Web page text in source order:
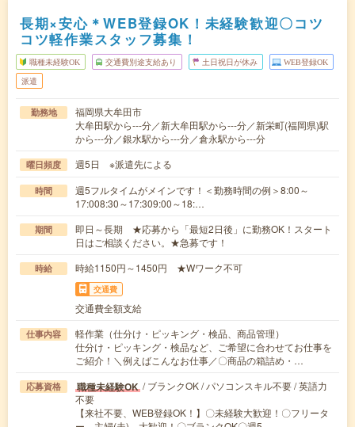
長期×安心＊WEB登録OK！未経験歓迎〇コツ
コツ軽作業スタッフ募集！
職種未経験OK 交通費別途支給あり 土日祝日が休み WEB登録OK
派遣
勤務地
福岡県大牟田市
大牟田駅から---分／新大牟田駅から---分／新栄町(福岡県)駅
から---分／銀水駅から---分／倉永駅から---分
曜日頻度 週5日 ※派遣先による
時間
週5フルタイムがメインです！＜勤務時間の例＞8:00～
17:008:30～17:309:00～18:…
期間
即日～長期 ★応募から「最短2日後」に勤務OK！スタート
日はご相談ください。★急募です！
時給 時給1150円～1450円 ★Wワーク不可
交通費
交通費全額支給
仕事内容
軽作業（仕分け・ピッキング・検品、商品管理）
仕分け・ピッキング・検品など、ご希望に合わせてお仕事を
ご紹介！＼例えばこんなお仕事／〇商品の箱詰め・…
応募資格 職種未経験OK / ブランクOK / パソコンスキル不要 / 英語力
不要
【来社不要、WEB登録OK！】〇未経験大歓迎！〇フリータ